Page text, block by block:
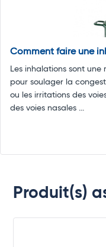
Comment faire une
Les inhalations sont
pour soulager la
ou les irritations des
des voies nasales ...
Produit(s)